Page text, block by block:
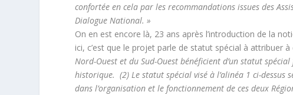
confortée en cela par les recommandations issues des
Dialogue National. »
On en est encore là, 23 ans après l’introduction de la
ici, c’est que le projet parle de statut spécial à attribuer
Nord-Ouest et du Sud-Ouest bénéficient d’un statut
historique. (2) Le statut spécial visé à l’alinéa 1 ci-
dans l’organisation et le fonctionnement de ces deux